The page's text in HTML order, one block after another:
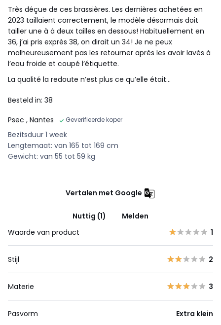
Très déçue de ces brassières. Les dernières achetées en
2023 taillaient correctement, le modèle désormais doit
tailler une à à deux tailles en dessous! Habituellement en
36, j’ai pris exprès 38, on dirait un 34! Je ne peux
malheureusement pas les retourner après les avoir lavés à
l’eau froide et coupé l’étiquette.
La qualité la redoute n’est plus ce qu’elle était…
Besteld in: 38
Psec , Nantes Geverifieerde koper
Bezitsduur 1 week
Lengtemaat: van 165 tot 169 cm
Gewicht: van 55 tot 59 kg
Vertalen met Google
Nuttig (1)
Melden
Waarde van product
1
Stijl 2
Materie 3
Pasvorm Extra klein